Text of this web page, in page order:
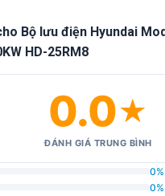
Bộ lưu điện Hyundai
HD-25RM8
0.0★
ĐÁNH GIÁ TRUNG BÌNH